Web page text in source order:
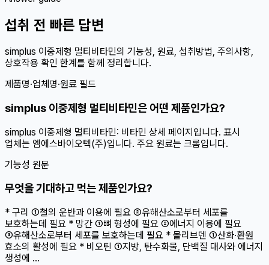
섭취 전 빠른 답변
simplus 이중제형 멀티비타민의 기능성, 원료, 섭취방법, 주의사항,
상호작용 확인 한계를 함께 정리합니다.
제품명·업체명·원료 필드
simplus 이중제형 멀티비타민은 어떤 제품인가요?
simplus 이중제형 멀티비타민: 비타민 상세 페이지입니다. 표시
업체는 엠에스바이오텍(주)입니다. 주요 원료는 크롬입니다.
기능성 원문
무엇을 기대하고 먹는 제품인가요?
* 구리 ①철의 운반과 이용에 필요 ②유해산소로부터 세포를
보호하는데 필요 * 망간 ①뼈 형성에 필요 ②에너지 이용에 필요
③유해산소로부터 세포를 보호하는데 필요 * 몰리브덴 ①산화·환원
효소의 활성에 필요 * 비오틴 ①지방, 탄수화물, 단백질 대사와 에너지
생성에 ...